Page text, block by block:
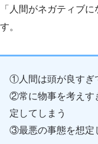
「人間がネガティブ
す。
①人間は頭が良すぎ
②常に物事を考えす
定してしまう
③最悪の事態を想定